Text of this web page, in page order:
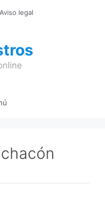
Aviso legal